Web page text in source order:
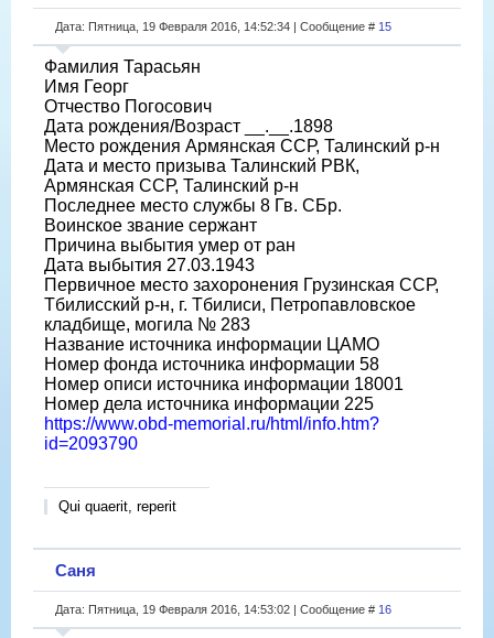
Дата: Пятница, 19 Февраля 2016, 14:52:34 | Сообщение # 15
Фамилия Тарасьян
Имя Георг
Отчество Погосович
Дата рождения/Возраст __.__.1898
Место рождения Армянская ССР, Талинский р-н
Дата и место призыва Талинский РВК,
Армянская ССР, Талинский р-н
Последнее место службы 8 Гв. СБр.
Воинское звание сержант
Причина выбытия умер от ран
Дата выбытия 27.03.1943
Первичное место захоронения Грузинская ССР,
Тбилисский р-н, г. Тбилиси, Петропавловское
кладбище, могила № 283
Название источника информации ЦАМО
Номер фонда источника информации 58
Номер описи источника информации 18001
Номер дела источника информации 225
https://www.obd-memorial.ru/html/info.htm?
id=2093790
Qui quaerit, reperit
Саня
Дата: Пятница, 19 Февраля 2016, 14:53:02 | Сообщение # 16